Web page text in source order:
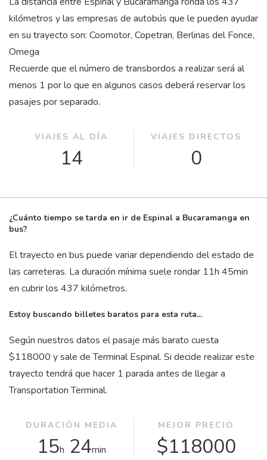
kilómetros y las empresas de autobús que le pueden ayudar
en su trayecto son: Coomotor, Copetran, Berlinas del Fonce,
Omega
Recuerde que el número de transbordos a realizar será al
menos 1 por lo que en algunos casos deberá reservar los
pasajes por separado.
VIAJES AL DÍA
14
VIAJES DIRECTOS
0
¿Cuánto tiempo se tarda en ir de Espinal a Bucaramanga en
bus?
El trayecto en bus puede variar dependiendo del estado de
las carreteras. La duración mínima suele rondar 11h 45min
en cubrir los 437 kilómetros.
Estoy buscando billetes baratos para esta ruta...
Según nuestros datos el pasaje más barato cuesta
$118000 y sale de Terminal Espinal. Si decide realizar este
trayecto tendrá que hacer 1 parada antes de llegar a
Transportation Terminal.
DURACIÓN MEDIA
15h 24min
MEJOR PRECIO
$118000